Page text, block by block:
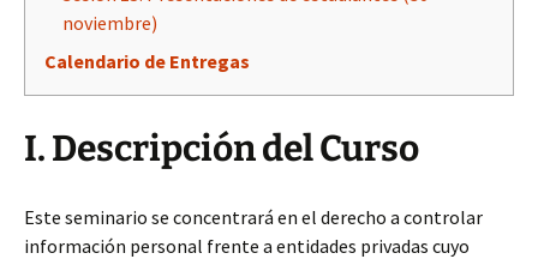
noviembre)
Calendario de Entregas
I. Descripción del Curso
Este seminario se concentrará en el derecho a controlar
información personal frente a entidades privadas cuyo